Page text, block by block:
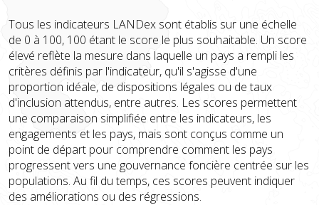
Tous les indicateurs LANDex sont établis sur une échelle
de 0 à 100, 100 étant le score le plus souhaitable. Un score
élevé reflète la mesure dans laquelle un pays a rempli les
critères définis par l'indicateur, qu'il s'agisse d'une
proportion idéale, de dispositions légales ou de taux
d'inclusion attendus, entre autres. Les scores permettent
une comparaison simplifiée entre les indicateurs, les
engagements et les pays, mais sont conçus comme un
point de départ pour comprendre comment les pays
progressent vers une gouvernance foncière centrée sur les
populations. Au fil du temps, ces scores peuvent indiquer
des améliorations ou des régressions.